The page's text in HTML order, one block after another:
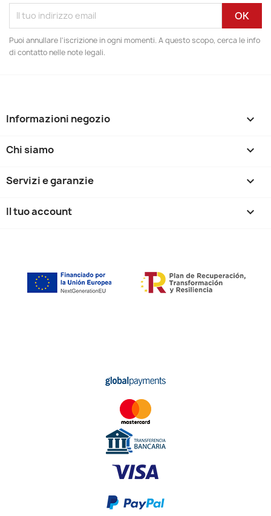
Puoi annullare l'iscrizione in ogni momenti. A questo scopo, cerca le info
di contatto nelle note legali.
Informazioni negozio keyboard_arrow_down
Chi siamo 
Servizi e garanzie 
Il tuo account 